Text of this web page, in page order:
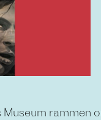
rammen